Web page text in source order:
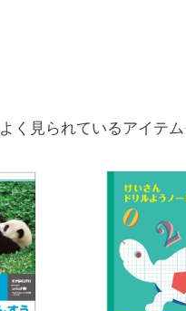
よく見られているアイテム